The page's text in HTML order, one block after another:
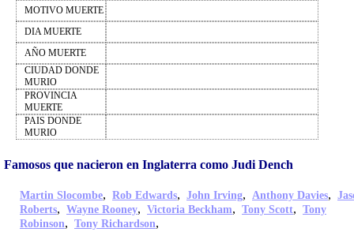
MOTIVO MUERTE
DIA MUERTE
AÑO MUERTE
CIUDAD DONDE
MURIO
PROVINCIA
MUERTE
PAIS DONDE
MURIO
Famosos que nacieron en Inglaterra como Judi Dench
Martin Slocombe, Rob Edwards, John Irving, Anthony Davies,
Roberts, Wayne Rooney, Victoria Beckham, Tony Scott, Tony
Robinson, Tony Richardson,